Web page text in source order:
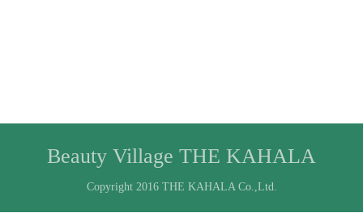
Beauty Village THE KAHALA
Copyright 2016 THE KAHALA Co.,Ltd.